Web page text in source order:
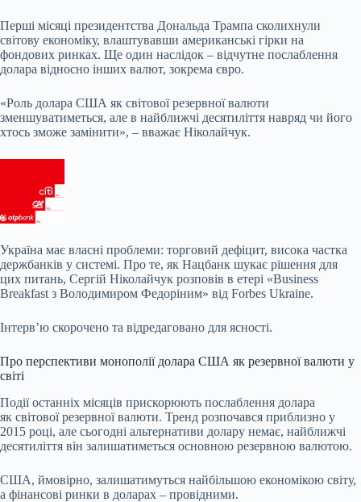
Перші місяці президентства Дональда Трампа сколихнули
світову економіку, влаштувавши американські гірки на
фондових ринках. Ще один наслідок – відчутне послаблення
долара відносно інших валют, зокрема євро.
«Роль долара США як світової резервної валюти
зменшуватиметься, але в найближчі десятиліття навряд чи його
хтось зможе замінити», – вважає Ніколайчук.
Україна має власні проблеми: торговий дефіцит, висока частка
держбанків у системі. Про те, як Нацбанк шукає рішення для
цих питань, Сергій Ніколайчук розповів в етері «Business
Breakfast з Володимиром Федоріним» від Forbes Ukraine.
Інтервʼю скорочено та відредаговано для ясності.
Про перспективи монополії долара США як резервної валюти у
світі
Подіїостанніх місяців прискорюють послаблення долара
як світової резервної валюти. Тренд розпочався приблизно у
2015 році, але сьогодні альтернативи долару немає, найближчі
десятиліття він залишатиметься основною резервною валютою.
США, ймовірно, залишатимуться найбільшою економікою світу,
а фінансові ринки в доларах – провідними.